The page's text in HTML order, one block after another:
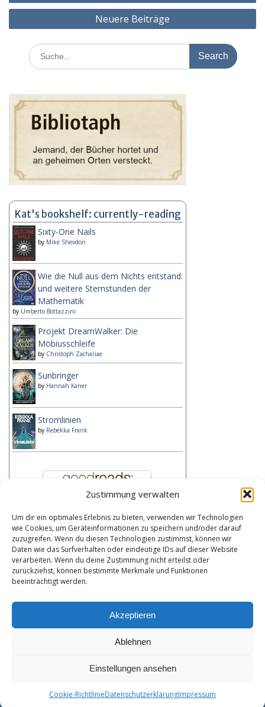
Zustimmung verwalten
Um dir ein optimales Erlebnis zu bieten, verwenden wir Technologien
wie Cookies, um Geräteinformationen zu speichern und/oder darauf
zuzugreifen. Wenn du diesen Technologien zustimmst, können wir
Daten wie das Surfverhalten oder eindeutige IDs auf dieser Website
verarbeiten. Wenn du deine Zustimmung nicht erteilst oder
zurückziehst, können bestimmte Merkmale und Funktionen
beeinträchtigt werden.
Akzeptieren
Ablehnen
Einstellungen ansehen
Cookie-RichtlinieDatenschutzerklärungImpressum
Neuere Beiträge
Search
for:
Kat's bookshelf: currently-reading
Sixty-One Nails
by Mike Shevdon
Wie die Null aus dem Nichts entstand:
und weitere Sternstunden der
Mathematik
by Umberto Bottazzini
Projekt DreamWalker: Die
Möbiusschleife
by Christoph Zachariae
Sunbringer
by Hannah Kaner
Stromlinien
by Rebekka Frank
Kategorien
Kategorien
Bibliothek
Meine Bibliothek durchsuchen
Datenschutzerklärung
Impressum
Cookie-Richtlinie (EU)
Copyright © 2026Bibliotaph. Alle Rechte vorbehalten.